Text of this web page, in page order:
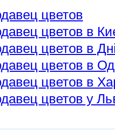
цветов
цветов в
цветов в
цветов в
цветов в
цветов у